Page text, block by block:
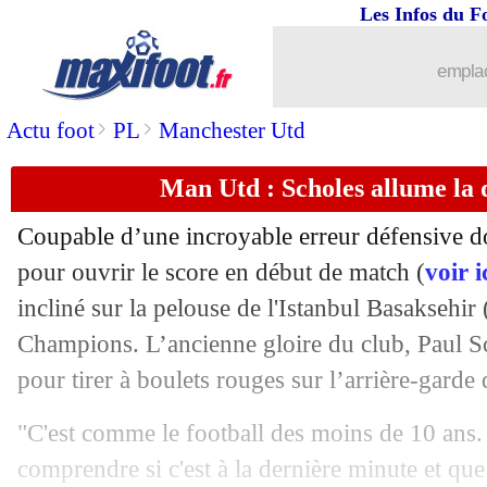
Actu foot> PL > Manchester Utd
Les Infos du
Man Utd : Scholes allume la
Coupable d’une incroyable erreur défensive
pour ouvrir le score en début de match (voir
incliné sur la pelouse de l'Istanbul
Champions. L’ancienne gloire du club, Paul
pour tirer à boulets rouges sur l’arrière-garde
"C'est comme le football des moins de 10
comprendre si c'est à la dernière minute et
: le classement du groupe H (Lille)
05/11 C3: Milan AC 0-3 Lille (fini)
05/11 Dijon: Blaquart favori, Beye cité
05/11 Liverpool: un nouveau contrat pour
05/11 PSG : le message de Thiago Silva
05/11 C3 : le classement du groupe C (Nice)
: Slavia Prague 3-2 Nice (fini)